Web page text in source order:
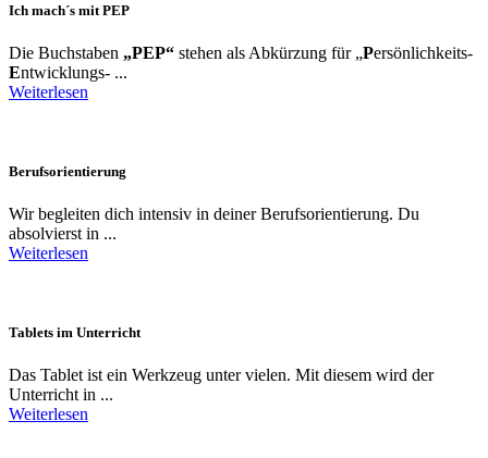
Ich mach´s mit PEP
Die Buchstaben „PEP“ stehen als Abkürzung für „Persönlichkeits-
Entwicklungs- ...
Weiterlesen
Berufsorientierung
Wir begleiten dich intensiv in deiner Berufsorientierung. Du
absolvierst in ...
Weiterlesen
Tablets im Unterricht
Das Tablet ist ein Werkzeug unter vielen. Mit diesem wird der
Unterricht in ...
Weiterlesen